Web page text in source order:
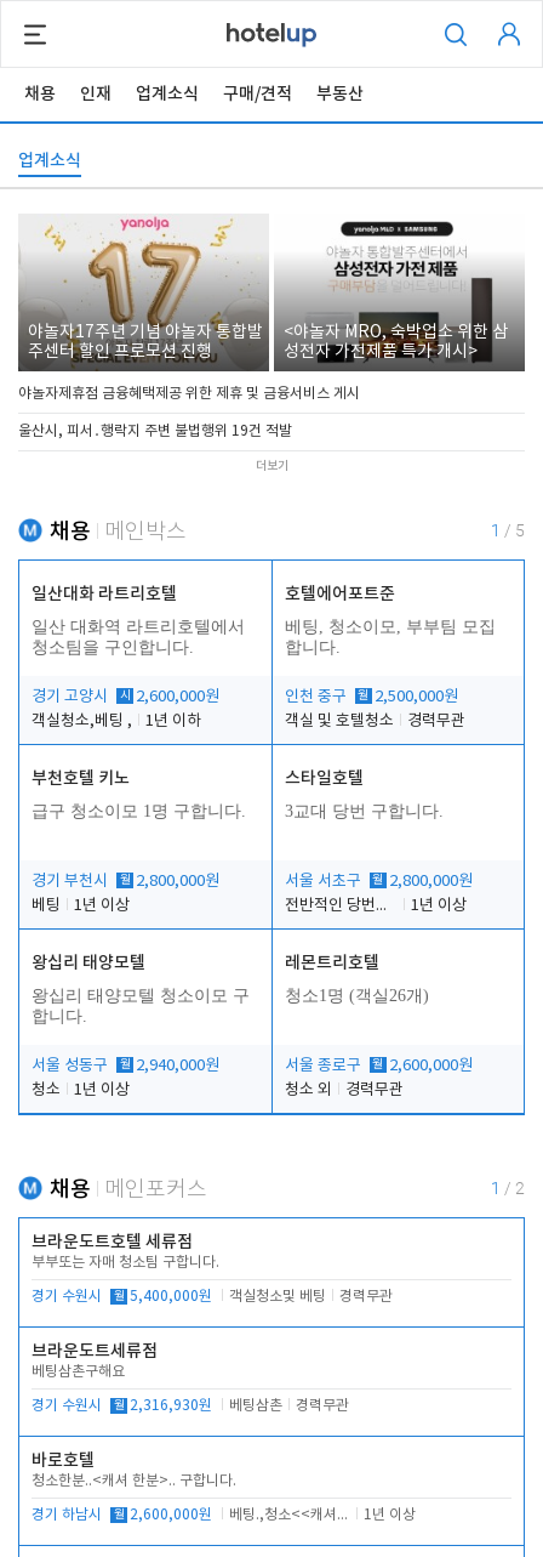
채용 인재 업계소식 구매/견적 부동산
업계소식
야놀자17주년 기념 야놀자 통합발
주센터 할인 프로모션 진행
<야놀자 MRO, 숙박업소 위한 삼
성전자 가전제품 특가 개시>
야놀자제휴점 금융혜택제공 위한 제휴 및 금융서비스 게시
울산시, 피서․행락지 주변 불법행위 19건 적발
더보기
채용 메인박스 1 / 5
일산대화 라트리호텔
일산 대화역 라트리호텔에서
청소팀을 구인합니다.
경기 고양시 시
2,600,000원
객실청소,베팅 ,
1년 이하
호텔에어포트준
베팅, 청소이모, 부부팀 모집
합니다.
인천 중구 월 2,500,000원
객실 및 호텔청소
경력무관
부천호텔 키노
급구 청소이모 1명 구합니다.
경기 부천시 월 2,800,000원
베팅
1년 이상
스타일호텔
3교대 당번 구합니다.
서울 서초구 월 2,800,000원
전반적인 당번업무
1년 이상
왕십리 태양모텔
왕십리 태양모텔 청소이모 구
합니다.
서울 성동구 월 2,940,000원
청소
1년 이상
레몬트리호텔
청소1명 (객실26개)
서울 종로구 월 2,600,000원
청소 외
경력무관
채용 메인포커스 1 / 2
브라운도트호텔 세류점
부부또는 자매 청소팀 구합니다.
경기 수원시 월 5,400,000원 객실청소및 베팅 경력무관
브라운도트세류점
베팅삼촌구해요
경기 수원시 월 2,316,930원 베팅삼촌 경력무관
바로호텔
청소한분..<캐셔 한분>.. 구합니다.
경기 하남시 월 2,600,000원 베팅.,청소<<캐셔 모셔봅니다. 1년 이상